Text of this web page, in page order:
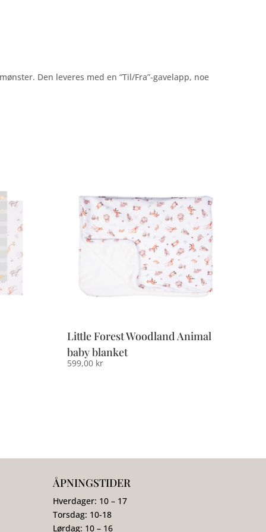
Den leveres med en “Til/Fra”-gavelapp, noe
Little Forest Woodland Animal
baby blanket
599,00 kr
ÅPNINGSTIDER
Hverdager: 10 – 17
Torsdag: 10-18
Lørdag: 10 – 16